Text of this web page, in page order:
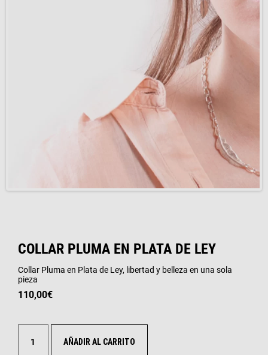
COLLAR PLUMA EN PLATA DE LEY
Collar Pluma en Plata de Ley, libertad y belleza en una sola
pieza
110,00€
AÑADIR AL CARRITO